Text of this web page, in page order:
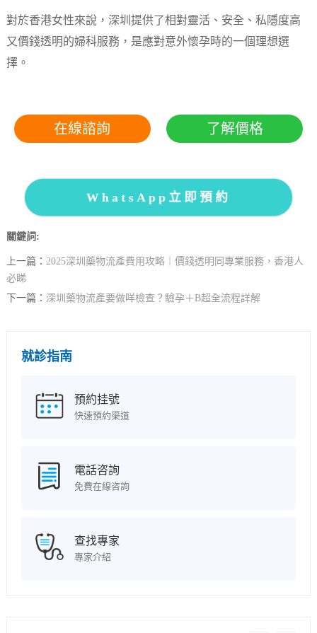
對於香港女性來說，深圳提供了相對靈活、安全、私隱度高
又價錢透明的婦科服務，是應對意外懷孕時的一個理想選
擇。
在線諮詢 了解價格
WhatsApp立即預約
關鍵詞:
上一篇： 2025深圳藥物流產費用攻略｜價錢透明同專業服務，香港人
必睇
下一篇： 深圳藥物流產要做咩檢查？驗孕＋B超全流程詳解
就診指南
預約挂號
快速預約渠道
電話咨詢
免費在線咨詢
查找專家
專家介紹